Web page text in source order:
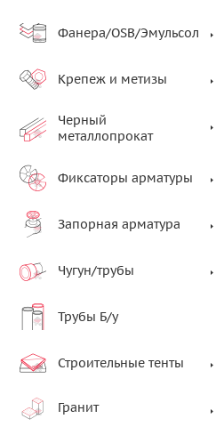
Фанера/OSB/Эмульсол
Крепеж и метизы
Черный
металлопрокат
Фиксаторы арматуры
Запорная арматура
Чугун/трубы
Трубы Б/у
Строительные тенты
Гранит